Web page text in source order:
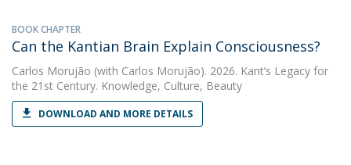
BOOK CHAPTER
Can the Kantian Brain Explain Consciousness?
Carlos Morujão (with Carlos Morujão). 2026. Kant’s Legacy for
the 21st Century. Knowledge, Culture, Beauty
DOWNLOAD AND MORE DETAILS